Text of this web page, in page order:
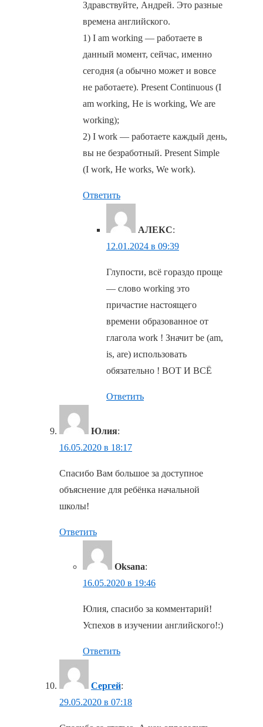
Здравствуйте, Андрей. Это разные
времена английского.
1) I am working — работаете в
данный момент, сейчас, именно
сегодня (а обычно может и вовсе
не работаете). Present Continuous (I
am working, He is working, We are
working);
2) I work — работаете каждый день,
вы не безработный. Present Simple
(I work, He works, We work).
Ответить
АЛЕКС:
12.01.2024 в 09:39
Глупости, всё гораздо проще
— слово working это
причастие настоящего
времени образованное от
глагола work ! Значит be (am,
is, are) использовать
обязательно ! ВОТ И ВСЁ
Ответить
Юлия:
16.05.2020 в 18:17
Спасибо Вам большое за доступное
объяснение для ребёнка начальной
школы!
Ответить
Oksana:
16.05.2020 в 19:46
Юлия, спасибо за комментарий!
Успехов в изучении английского!:)
Ответить
Сергей:
29.05.2020 в 07:18